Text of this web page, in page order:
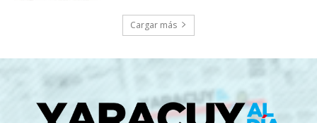
Cargar más